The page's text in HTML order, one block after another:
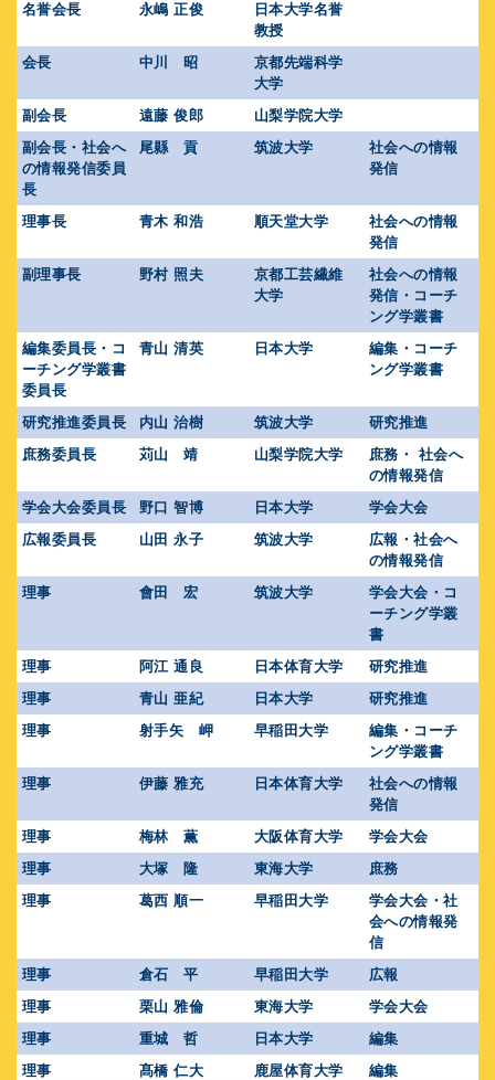
名誉会長
永嶋 正俊
日本大学名誉
教授
会長
中川 昭
京都先端科学
大学
副会長
遠藤 俊郎
山梨学院大学
副会長・社会へ
の情報発信委員
長
尾縣 貢 筑波大学
社会への情報
発信
理事長 青木 和浩 順天堂大学
社会への情報
発信
副理事長
野村 照夫
京都工芸繊維
大学
社会への情報
発信・コーチ
ング学叢書
編集委員長・コ
ーチング学叢書
委員長
青山 清英 日本大学
編集・コーチ
ング学叢書
研究推進委員長 内山 治樹 筑波大学
研究推進
庶務委員長
苅山 靖 山梨学院大学
庶務・ 社会へ
の情報発信
学会大会委員長
野口 智博 日本大学
学会大会
広報委員長
山田 永子 筑波大学
広報・社会へ
の情報発信
理事
會田 宏 筑波大学
学会大会・コ
ーチング学叢
書
理事
阿江 通良 日本体育大学
研究推進
理事
青山 亜紀 日本大学
研究推進
理事
射手矢 岬 早稲田大学
編集・コーチ
ング学叢書
理事
伊藤 雅充 日本体育大学
社会への情報
発信
理事
梅林 薫 大阪体育大学
学会大会
理事
大塚 隆 東海大学
庶務
理事
葛西 順一 早稲田大学
学会大会・社
会への情報発
信
理事
倉石 平 早稲田大学
広報
理事
栗山 雅倫 東海大学
学会大会
理事
重城 哲 日本大学
編集
理事
髙橋 仁大 鹿屋体育大学
編集